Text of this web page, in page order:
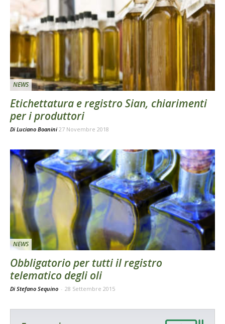
NEWS
Etichettatura e registro Sian, chiarimenti
per i produttori
Di Luciano Boanini 27 Novembre 2018
NEWS
Obbligatorio per tutti il registro
telematico degli oli
Di Stefano Sequino - 28 Settembre 2015